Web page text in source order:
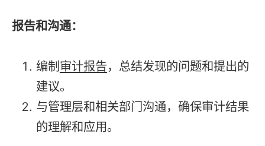
报告和沟通：
编制 审计报告，总结发现的问题和提出的
建议。
与管理层和相关部门沟通，确保审计结果
的理解和应用。